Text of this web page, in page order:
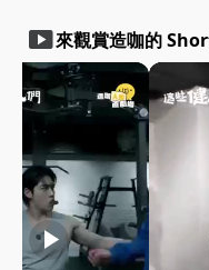
smart_display來觀賞造咖的
play_arrow